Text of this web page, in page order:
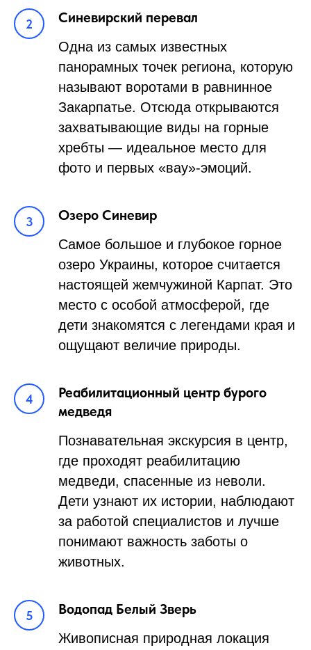
Синевирский перевал
Одна из самых известных
панорамных точек региона, которую
называют воротами в равнинное
Закарпатье. Отсюда открываются
захватывающие виды на горные
хребты — идеальное место для
фото и первых «вау»-эмоций.
Озеро Синевир
Самое большое и глубокое горное
озеро Украины, которое считается
настоящей жемчужиной Карпат. Это
место с особой атмосферой, где
дети знакомятся с легендами края и
ощущают величие природы.
Реабилитационный центр бурого
медведя
Познавательная экскурсия в центр,
где проходят реабилитацию
медведи, спасенные из неволи.
Дети узнают их истории, наблюдают
за работой специалистов и лучше
понимают важность заботы о
животных.
Водопад Белый Зверь
Живописная природная локация